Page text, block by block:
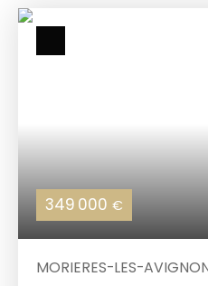
349 000 €
MORIERES-LES-